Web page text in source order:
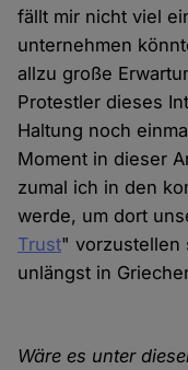
fällt mir nicht viel
unternehmen
allzu große
Protestler dieses
Haltung noch
Moment in dieser
zumal ich in den
werde, um dort
Trust" vorzustellen
unlängst in
Wäre es unter